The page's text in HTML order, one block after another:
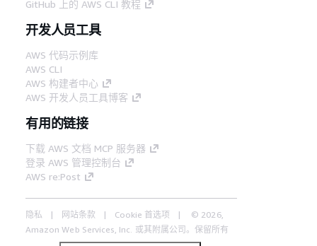
GitHub 上的 AWS CLI 教程
开发人员工具
AWS 代码示例库
AWS CLI
AWS 构建者中心
AWS 开发人员工具博客
有用的链接
下载 AWS 文档 MCP 服务器
登录 AWS 管理控制台
AWS re:Post
隐私 网站条款 Cookie 首选项
© 2026,
Amazon Web Services, Inc. 或其附属公司。保留所有